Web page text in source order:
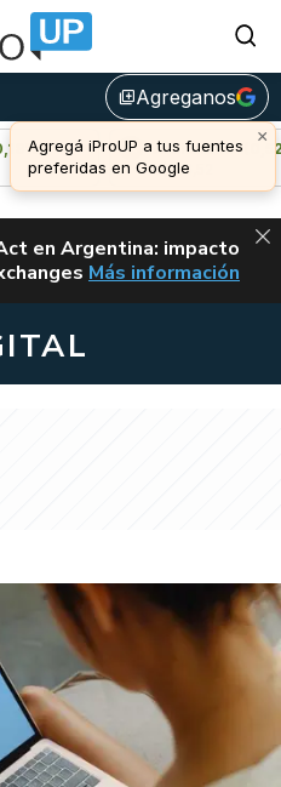
library_addAgreganos
Avalanche (0,52%)
u$s 6,52
en Argentina: impacto
CLARITY ACT EN
Más información